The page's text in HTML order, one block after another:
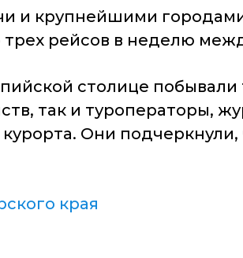
и крупнейшими
рейсов в неделю
столице
так и туроператоры,
Они
края